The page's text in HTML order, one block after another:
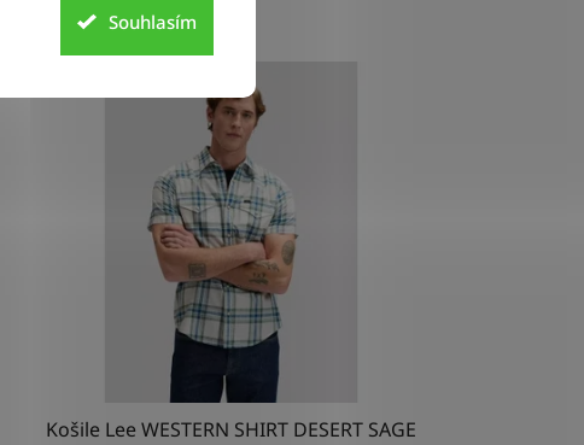
Souhlasím
Košile Lee WESTERN SHIRT DESERT SAGE